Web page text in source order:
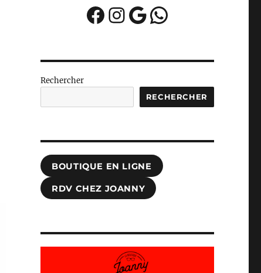
Facebook
Instagram
Google
WhatsApp
Rechercher
RECHERCHER
BOUTIQUE EN LIGNE
RDV CHEZ JOANNY